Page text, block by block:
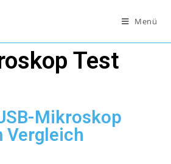
Menü
Test
Mikroskop
Vergleich